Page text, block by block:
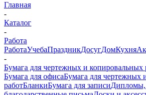
Главная
-
Каталог
-
Работа
РаботаУчебаПраздникДосугДомКухня
-
Бумага для чертежных и копировальных
Бумага для офисаБумага для чертежных
работБланкиБумага для записиДипломы,